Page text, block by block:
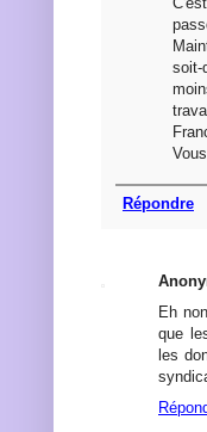
soit-
Répondre
Eh
que
les